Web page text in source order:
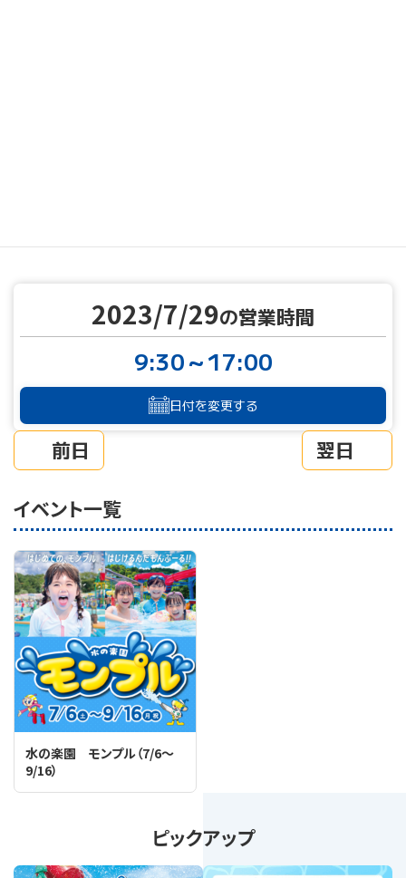
前日
2023/7/29の営業時間
9:30～17:00
日付を変更する
翌日
イベント一覧
水の楽園 モンプル（7/6～
9/16）
ピックアップ